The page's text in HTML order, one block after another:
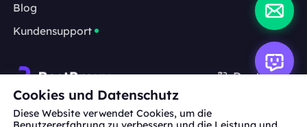
Blog
Kundensupport
Deutsch
Zusammenarbeit:michael.wang@bestproxy.com
Cookies und Datenschutz
Diese Website verwendet Cookies, um die